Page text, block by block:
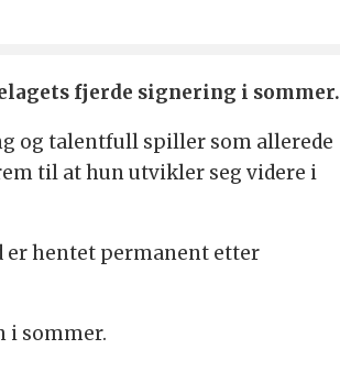
fjerde signering i sommer.
og talentfull spiller som allerede
til at hun utvikler seg videre i
er hentet permanent etter
i sommer.